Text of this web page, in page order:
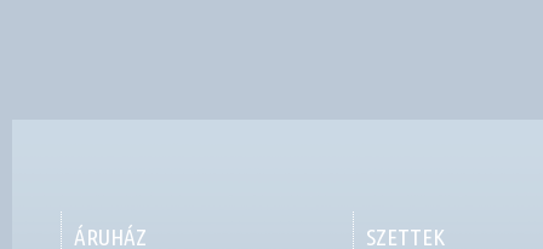
ÁRUHÁZ SZETTEK